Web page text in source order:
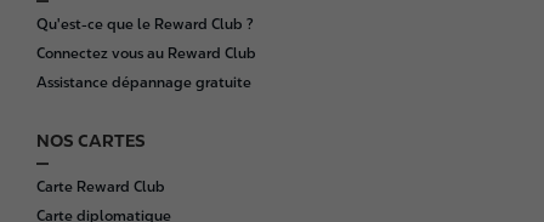
Qu'est-ce que le Reward Club ?
Connectez vous au Reward Club
Assistance dépannage gratuite
NOS CARTES
Carte Reward Club
Carte diplomatique